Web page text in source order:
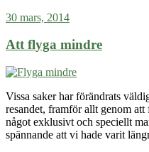
30 mars, 2014
Att flyga mindre
Vissa saker har förändrats
resandet, framför allt genom
något exklusivt och speciellt
spännande att vi hade varit